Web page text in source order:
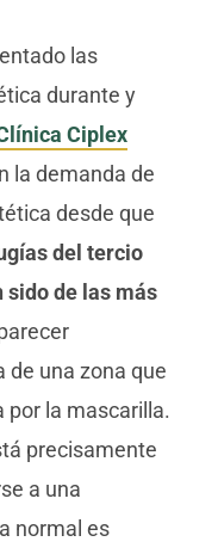
las
durante y
Ciplex
la demanda de
desde que
del tercio
sido de las más
de una zona que
la mascarilla.
precisamente
a una
normal es